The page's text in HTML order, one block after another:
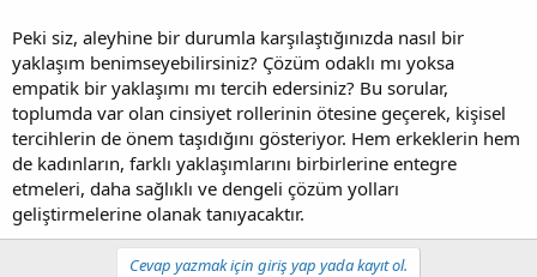
Peki siz, aleyhine bir durumla karşılaştığınızda nasıl bir
yaklaşım benimseyebilirsiniz? Çözüm odaklı mı yoksa
empatik bir yaklaşımı mı tercih edersiniz? Bu sorular,
toplumda var olan cinsiyet rollerinin ötesine geçerek, kişisel
tercihlerin de önem taşıdığını gösteriyor. Hem erkeklerin hem
de kadınların, farklı yaklaşımlarını birbirlerine entegre
etmeleri, daha sağlıklı ve dengeli çözüm yolları
geliştirmelerine olanak tanıyacaktır.
Cevap yazmak için giriş yap yada kayıt ol.